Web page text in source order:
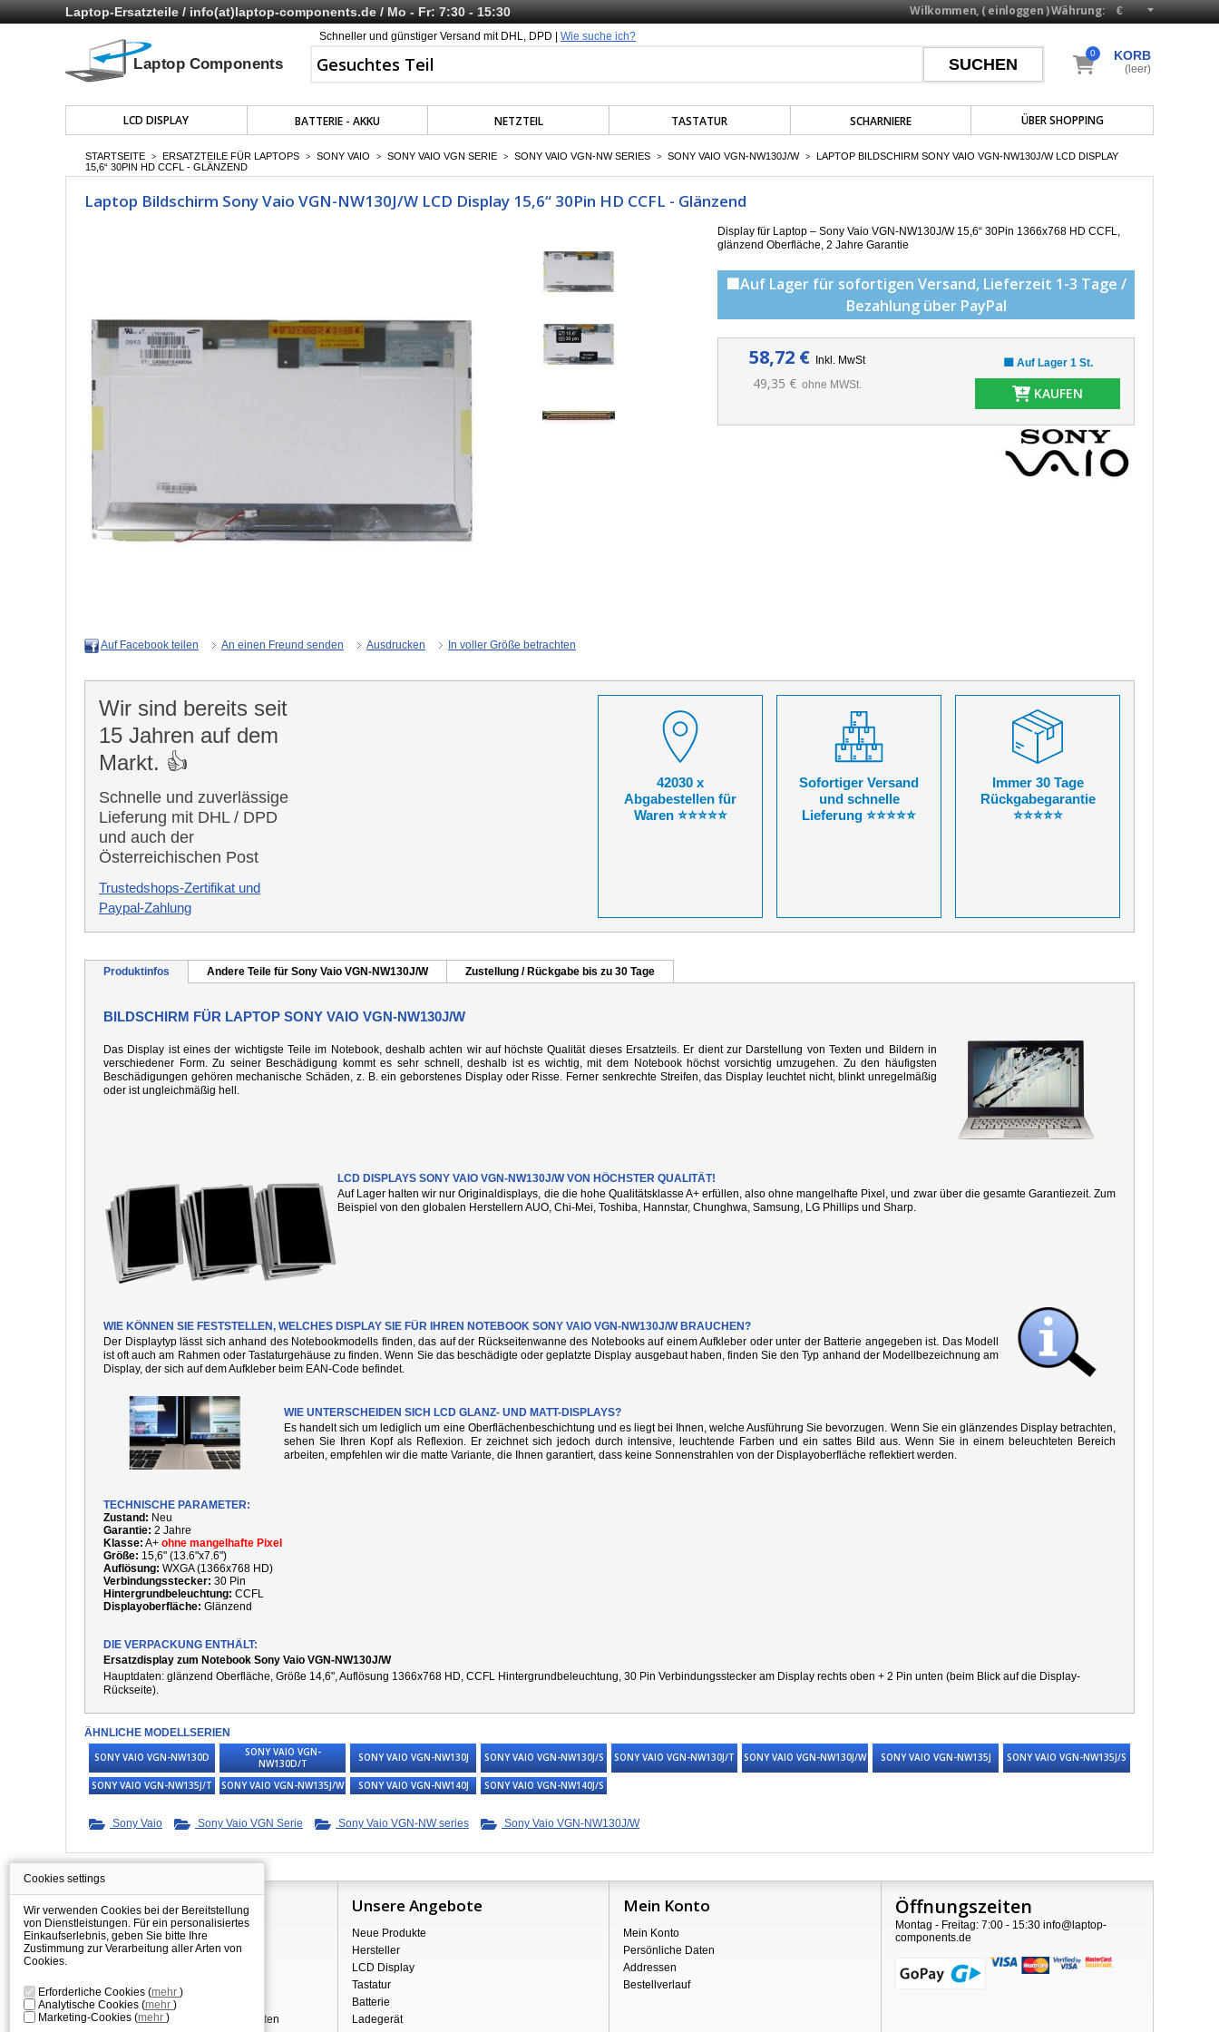
Laptop-Ersatzteile /info(at)laptop-components.de/ Mo - Fr: 7:30 - 15:30 Währung:
Wilkommen, (einloggen)
Schneller und günstiger Versand mit DHL, DPD | Wie suche ich?
LCD DISPLAY BATTERIE - AKKU NETZTEIL TASTATUR SCHARNIERE ÜBER SHOPPING
KORB
0
(leer)
STARTSEITE > ERSATZTEILE FÜR LAPTOPS > SONY VAIO > SONY VAIO VGN SERIE > SONY VAIO VGN-NW SERIES > SONY VAIO VGN-NW130J/W >
LAPTOP BILDSCHIRM SONY VAIO VGN-NW130J/W LCD DISPLAY
15,6“ 30PIN HD CCFL - GLÄNZEND
Laptop Bildschirm Sony Vaio VGN-NW130J/W LCD Display 15,6“ 30Pin HD CCFL - Glänzend
Display für Laptop – Sony Vaio VGN-NW130J/W 15,6“ 30Pin 1366x768 HD CCFL,
g länzend Oberfläche, 2 Jahre Garantie
🟩Auf Lager für sofortigen Versand, Lieferzeit 1-3 Tage /
Bezahlung über PayPal
58,72 € Inkl. MwSt
49,35 € ohne MWSt.
🟩 Auf Lager 1 St.
KAUFEN
Auf Facebook teilen An einen Freund senden Ausdrucken In voller Größe betrachten
Wir sind bereits seit
15 Jahren auf dem
Markt. 👍
Schnelle und zuverlässige
Lieferung mit DHL / DPD
und auch der
Österreichischen Post
Trustedshops-Zertifikat und
Paypal-Zahlung
42030 x
Abgabestellen für
Waren ⭐⭐⭐⭐⭐
Sofortiger Versand
und schnelle
Lieferung ⭐⭐⭐⭐⭐
Immer 30 Tage
Rückgabegarantie
⭐⭐⭐⭐⭐
Produktinfos Andere Teile für Sony Vaio VGN-NW130J/W Zustellung / Rückgabe bis zu 30 Tage
BILDSCHIRM FÜR LAPTOP SONY VAIO VGN-NW130J/W
Das Display ist eines der wichtigste Teile im Notebook, deshalb achten wir auf höchste Qualität dieses Ersatzteils. Er dient zur Darstellung von Texten und Bildern in
verschiedener Form. Zu seiner Beschädigung kommt es sehr schnell, deshalb ist es wichtig, mit dem Notebook höchst vorsichtig umzugehen. Zu den häufigsten
Beschädigungen gehören mechanische Schäden, z. B. ein geborstenes Display oder Risse. Ferner senkrechte Streifen, das Display leuchtet nicht, blinkt unregelmäßig
oder ist ungleichmäßig hell.
LCD DISPLAYS SONY VAIO VGN-NW130J/W VON HÖCHSTER QUALITÄT!
Auf Lager halten wir nur Originaldisplays, die die hohe Qualitätsklasse A+ erfüllen, also ohne mangelhafte Pixel, und zwar über die gesamte Garantiezeit. Zum
Beispiel von den globalen Herstellern AUO, Chi-Mei, Toshiba, Hannstar, Chunghwa, Samsung, LG Phillips und Sharp.
WIE KÖNNEN SIE FESTSTELLEN, WELCHES DISPLAY SIE FÜR IHREN NOTEBOOK SONY VAIO VGN-NW130J/W BRAUCHEN?
Der Displaytyp lässt sich anhand des Notebookmodells finden, das auf der Rückseitenwanne des Notebooks auf einem Aufkleber oder unter der Batterie angegeben ist. Das Modell
ist oft auch am Rahmen oder Tastaturgehäuse zu finden. Wenn Sie das beschädigte oder geplatzte Display ausgebaut haben, finden Sie den Typ anhand der Modellbezeichnung am
Display, der sich auf dem Aufkleber beim EAN-Code befindet.
WIE UNTERSCHEIDEN SICH LCD GLANZ- UND MATT-DISPLAYS?
Es handelt sich um lediglich um eine Oberflächenbeschichtung und es liegt bei Ihnen, welche Ausführung Sie bevorzugen. Wenn Sie ein glänzendes Display betrachten,
sehen Sie Ihren Kopf als Reflexion. Er zeichnet sich jedoch durch intensive, leuchtende Farben und ein sattes Bild aus. Wenn Sie in einem beleuchteten Bereich
arbeiten, empfehlen wir die matte Variante, die Ihnen garantiert, dass keine Sonnenstrahlen von der Displayoberfläche reflektiert werden.
TECHNISCHE PARAMETER:
Zustand: Neu
Garantie: 2 Jahre
Klasse: A+ ohne mangelhafte Pixel
Größe: 15,6" (13.6"x7.6")
Auflösung: WXGA (1366x768 HD)
Verbindungsstecker: 30 Pin
Hintergrundbeleuchtung: CCFL
Displayoberfläche: Glänzend
DIE VERPACKUNG ENTHÄLT:
Ersatzdisplay zum Notebook Sony Vaio VGN-NW130J/W
Hauptdaten: g länzend Oberfläche, Größe 14,6", Auflösung 1366x768 HD, CCFL Hintergrundbeleuchtung, 30 Pin Verbindungsstecker am Display rechts oben + 2 Pin unten (beim Blick auf die Display-
Rückseite).
ÄHNLICHE MODELLSERIEN
SONY VAIO VGN-NW130D
SONY VAIO VGN-
NW130D/T
SONY VAIO VGN-NW130J SONY VAIO VGN-NW130J/S SONY VAIO VGN-NW130J/T SONY VAIO VGN-NW130J/W SONY VAIO VGN-NW135J SONY VAIO VGN-NW135J/S
SONY VAIO VGN-NW135J/T SONY VAIO VGN-NW135J/W SONY VAIO VGN-NW140J SONY VAIO VGN-NW140J/S
Sony Vaio Sony Vaio VGN Serie Sony Vaio VGN-NW series Sony Vaio VGN-NW130J/W
Information
Über Shopping
Versand
Reklamation & Widerrufsrecht
Geschäftsbedingungen
Verarbeitung personenbezogener Daten
Unsere Angebote
Neue Produkte
Hersteller
LCD Display
Tastatur
Batterie
Ladegerät
Mein Konto
Mein Konto
Persönliche Daten
Addressen
Bestellverlauf
Öffnungszeiten
Montag - Freitag: 7:00 - 15:30 info@laptop-
components.de
Cookies settings
Wir verwenden Cookies bei der Bereitstellung
von Dienstleistungen. Für ein personalisiertes
Einkaufserlebnis, geben Sie bitte Ihre
Zustimmung zur Verarbeitung aller Arten von
Cookies.
Erforderliche Cookies (mehr )
Analytische Cookies (mehr )
Marketing-Cookies (mehr )